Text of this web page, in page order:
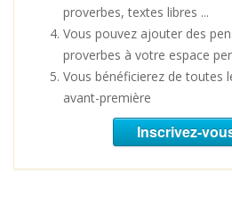
proverbes, textes libres ...
Vous pouvez ajouter des
proverbes à votre espace
Vous bénéficierez de toutes
avant-première
Inscrivez-